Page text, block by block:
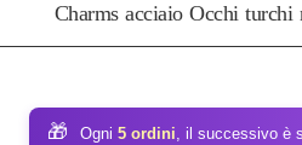
Charms acciaio Occhi
🎁 Ogni 5 ordini, il successivo è